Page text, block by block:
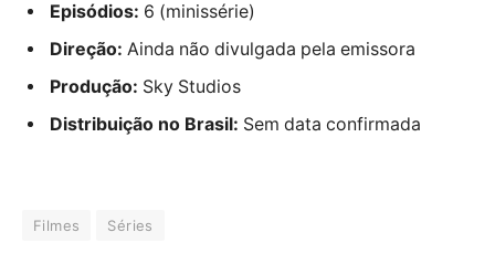
Episódios: 6 (minissérie)
Direção: Ainda não divulgada pela emissora
Produção: Sky Studios
Distribuição no Brasil: Sem data confirmada
Filmes Séries